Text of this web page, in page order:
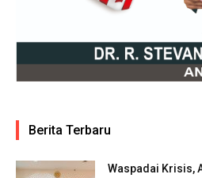
Berita Terbaru
Waspadai Krisis,